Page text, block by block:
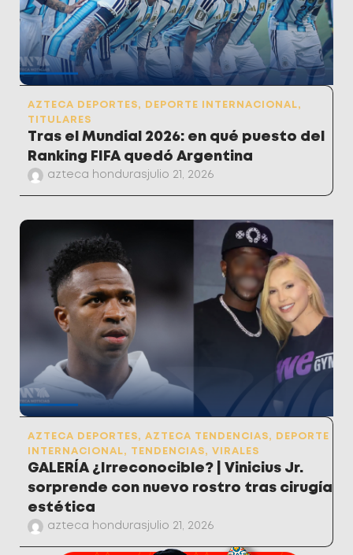
AZTECA DEPORTES, DEPORTE INTERNACIONAL,
TITULARES
Tras el Mundial 2026: en qué puesto del
Ranking FIFA quedó Argentina
azteca honduras julio 21, 2026
AZTECA DEPORTES, AZTECA TENDENCIAS,
DEPORTE
INTERNACIONAL, TENDENCIAS, VIRALES
GALERÍA ¿Irreconocible? | Vinicius Jr.
sorprende con nuevo rostro tras cirugía
estética
azteca honduras julio 21, 2026